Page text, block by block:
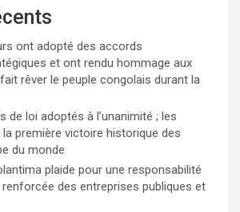
ont adopté des accords
et ont rendu hommage aux
rêver le peuple congolais durant la
de loi adoptés à l’unanimité ; les
première victoire historique des
du monde
plaide pour une responsabilité
des entreprises publiques et